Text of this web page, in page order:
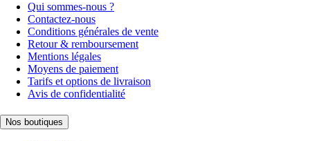
Qui sommes-nous ?
Contactez-nous
Conditions générales de vente
Retour & remboursement
Mentions légales
Moyens de paiement
Tarifs et options de livraison
Avis de confidentialité
Nos boutiques